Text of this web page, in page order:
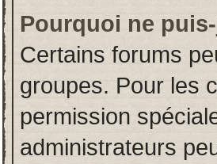
Pourquoi ne
Certains forums
groupes. Pour les
permission
administrateurs